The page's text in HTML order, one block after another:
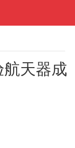
天器成